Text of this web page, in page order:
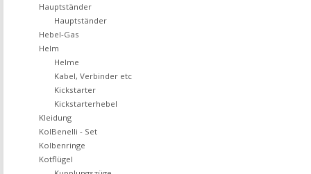
Hauptständer
Hauptständer
Hebel-Gas
Helm
Helme
Kabel, Verbinder etc
Kickstarter
Kickstarterhebel
Kleidung
KolBenelli - Set
Kolbenringe
Kotflügel